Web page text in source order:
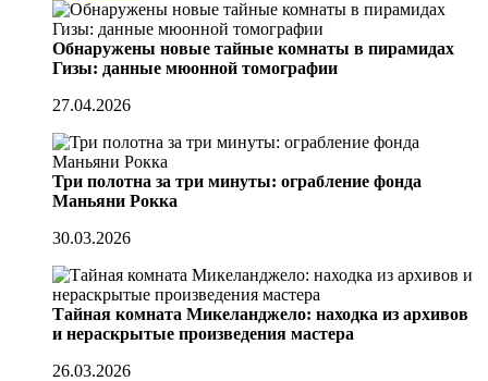
Обнаружены новые тайные комнаты в пирамидах
Гизы: данные мюонной томографии
27.04.2026
Три полотна за три минуты: ограбление фонда
Маньяни Рокка
30.03.2026
Тайная комната Микеланджело: находка из архивов
и нераскрытые произведения мастера
26.03.2026